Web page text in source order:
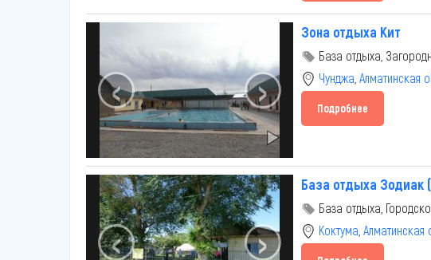
‹ ›
Зона отдыха Кит
База отдыха,
Чунджа Алматинская
Подробнее
‹ ›
База отдыха Зодиак
База отдыха,
Коктума Алматинская